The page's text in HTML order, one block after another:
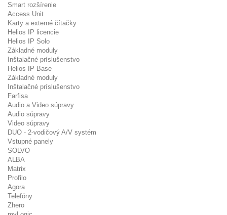
Smart rozšírenie
Access Unit
Karty a externé čítačky
Helios IP licencie
Helios IP Solo
Základné moduly
Inštalačné príslušenstvo
Helios IP Base
Základné moduly
Inštalačné príslušenstvo
Farfisa
Audio a Video súpravy
Audio súpravy
Video súpravy
DUO - 2-vodičový A/V systém
Vstupné panely
SOLVO
ALBA
Matrix
Profilo
Agora
Telefóny
Zhero